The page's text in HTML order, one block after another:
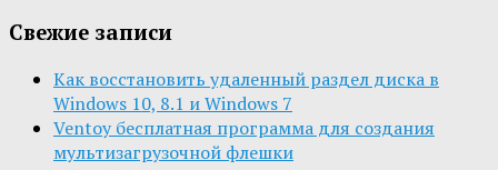
Свежие записи
Как восстановить удаленный раздел диска в
Windows 10, 8.1 и Windows 7
Ventoy бесплатная программа для создания
мультизагрузочной флешки